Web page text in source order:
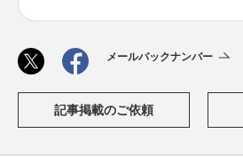
メールバックナンバー
記事掲載のご依頼